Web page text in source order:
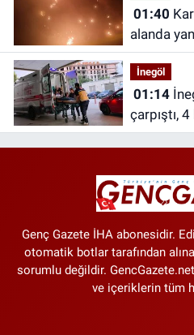
01:40
alanda
İnegöl
01:14İnegöl'de iki otomobil
çarpıştı,
Genç Gazete İHA abonesidir.
otomatik botlar tarafından
sorumlu değildir.
ve içeriklerin tüm